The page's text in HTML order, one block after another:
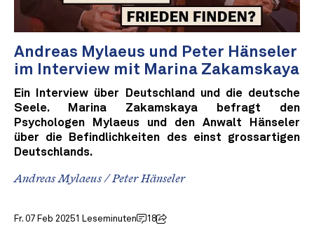
Andreas Mylaeus und Peter Hänseler
im Interview mit Marina Zakamskaya
Ein Interview über Deutschland und die deutsche
Seele. Marina Zakamskaya befragt den
Psychologen Mylaeus und den Anwalt Hänseler
über die Befindlichkeiten des einst grossartigen
Deutschlands.
Andreas Mylaeus/Peter Hänseler
Fr. 07 Feb 20251 Leseminuten 18